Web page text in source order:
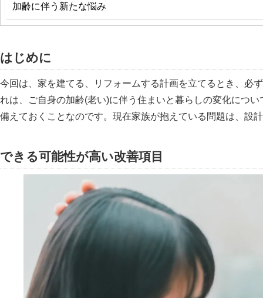
加齢に伴う新たな悩み
はじめに
今回は、家を建てる、リフォームする計画を立てるとき、必
れは、ご自身の加齢(老い)に伴う住まいと暮らしの変化につ
備えておくことなのです。現在家族が抱えている問題は、設
できる可能性が高い改善項目